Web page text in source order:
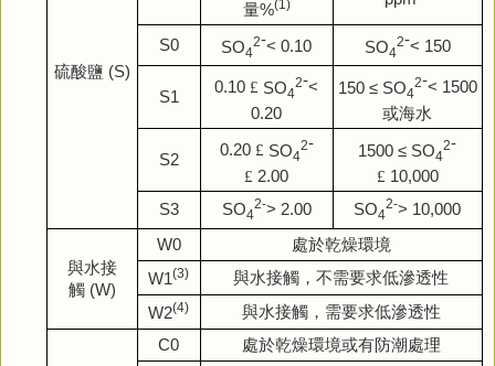
硫酸鹽 (S)
量%(1)
S0 SO4
2-< 0.10 SO4
2-< 150
S1
0.10 £ SO4
2-<
0.20
150 ≤ SO4
2-< 1500
或海水
S2
0.20 £ SO4
2-
£ 2.00
1500 ≤ SO4
2-
£ 10,000
S3
SO4
2-> 2.00 SO4
2-> 10,000
與水接
觸(W)
W0
處於乾燥環境
W1(3)
與水接觸，不需要求低滲透性
W2(4) 與水接觸，需要求低滲透性
C0
處於乾燥環境或有防潮處理